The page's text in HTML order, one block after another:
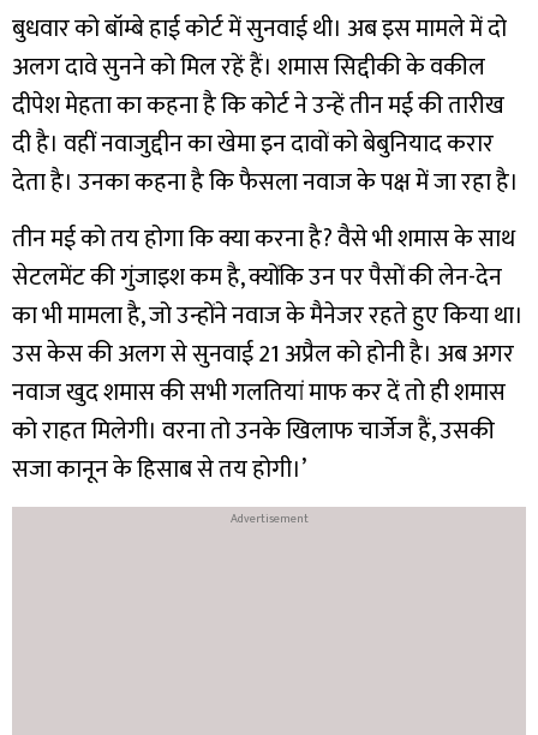
बुधवार को बॉम्बे हाई कोर्ट में सुनवाई थी। अब इस मामले में दो
अलग दावे सुनने को मिल रहें हैं। शमास सिद्दीकी के वकील
दीपेश मेहता का कहना है कि कोर्ट ने उन्हें तीन मई की तारीख
दी है। वहीं नवाजुद्दीन का खेमा इन दावों को बेबुनियाद करार
देता है। उनका कहना है कि फैसला नवाज के पक्ष में जा रहा है।
तीन मई को तय होगा कि क्या करना है? वैसे भी शमास के साथ
सेटलमेंट की गुंजाइश कम है, क्योंकि उन पर पैसों की लेन-देन
का भी मामला है, जो उन्होंने नवाज के मैनेजर रहते हुए किया था।
उस केस की अलग से सुनवाई 21 अप्रैल को होनी है। अब अगर
नवाज खुद शमास की सभी गलतियां माफ कर दें तो ही शमास
को राहत मिलेगी। वरना तो उनके खिलाफ चार्जेज हैं, उसकी
सजा कानून के हिसाब से तय होगी।’